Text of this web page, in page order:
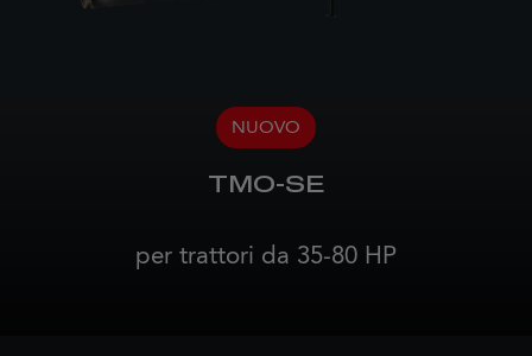
NUOVO
TMO-SE
per trattori da 35-80 HP